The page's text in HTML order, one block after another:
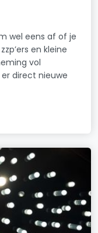
wel eens af of je
en kleine
vol
direct nieuwe